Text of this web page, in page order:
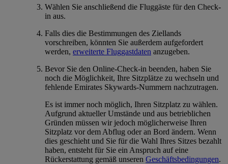
Wählen Sie anschließend die Fluggäste für den Check-
in aus.
Falls dies die Bestimmungen des Ziellands
vorschreiben, könnten Sie außerdem aufgefordert
werden, erweiterte Fluggastdaten anzugeben.
Bevor Sie den Online-Check-in beenden, haben Sie
noch die Möglichkeit, Ihre Sitzplätze zu wechseln und
fehlende Emirates Skywards-Nummern nachzutragen.
Es ist immer noch möglich, Ihren Sitzplatz zu wählen.
Aufgrund aktueller Umstände und aus betrieblichen
Gründen müssen wir jedoch möglicherweise Ihren
Sitzplatz vor dem Abflug oder an Bord ändern. Wenn
dies geschieht und Sie für die Wahl Ihres Sitzes bezahlt
haben, entsteht für Sie ein Anspruch auf eine
Rückerstattung gemäß unseren Geschäftsbedingungen.